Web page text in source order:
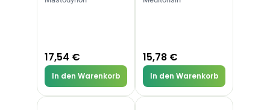
Ohrstöpsel
Alkoholtupfer,
100 Stück
3,75 € 4,29 € -13%
ARZNEIMITTEL & GESUNDHEIT
17,54 €
In den Warenkorb
15,78 €
In den Warenkorb